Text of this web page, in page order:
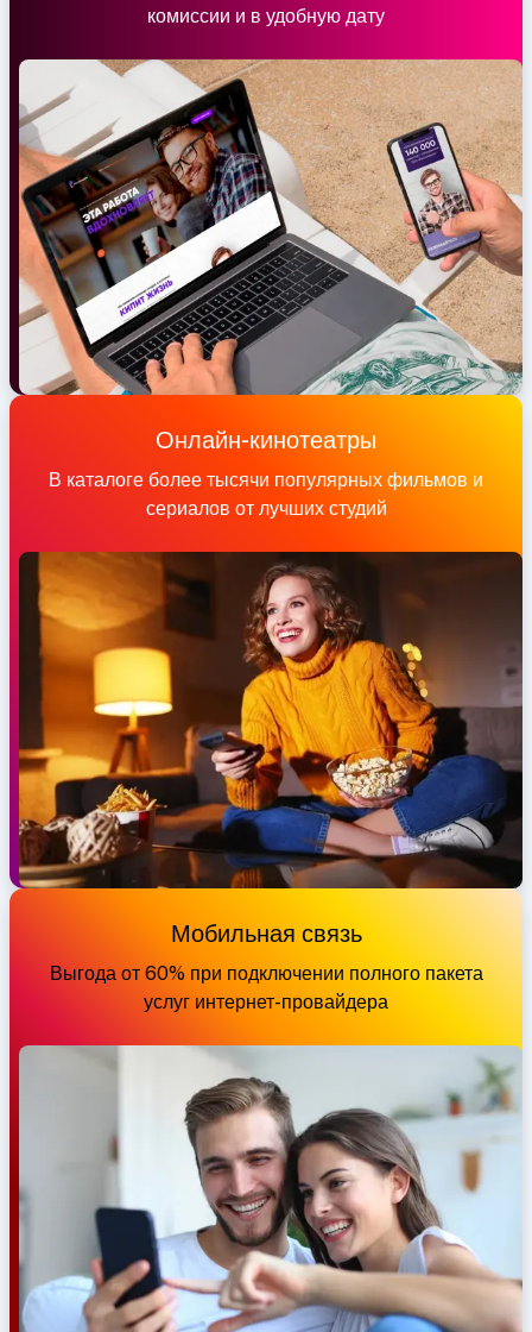
комиссии и в удобную дату
Онлайн-кинотеатры
В каталоге более тысячи популярных фильмов и
сериалов от лучших студий
Мобильная связь
Выгода от 60% при подключении полного пакета
услуг интернет-провайдера